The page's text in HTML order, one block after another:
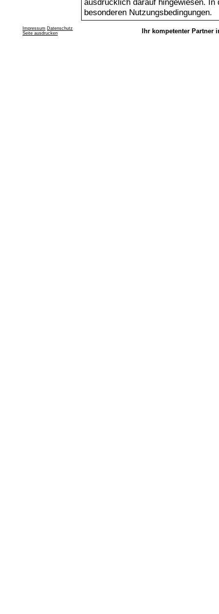
ausdrücklich darauf hingewiesen.
besonderen Nutzungsbedingungen.
Impressum Datenschutz
Seite ausdrucken
Ihr kompetenter